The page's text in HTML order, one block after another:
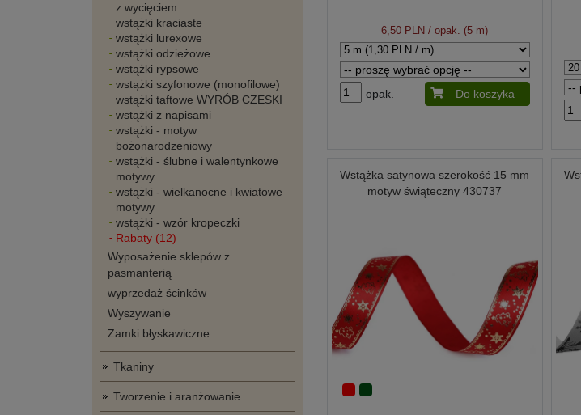
z wycięciem
wstążki kraciaste
wstążki lurexowe
wstążki odzieżowe
wstążki rypsowe
wstążki szyfonowe (monofilowe)
wstążki taftowe WYRÓB CZESKI
wstążki z napisami
wstążki - motyw
bożonarodzeniowy
wstążki - ślubne i walentynkowe
motywy
wstążki - wielkanocne i kwiatowe
motywy
wstążki - wzór kropeczki
Rabaty (12)
Wyposażenie sklepów z
pasmanterią
wyprzedaż ścinków
Wyszywanie
Zamki błyskawiczne
Tkaniny
Tworzenie i aranżowanie
6,50 PLN / opak. (5 m)
opak. Do koszyka
Wstążka satynowa szerokość 15 mm
motyw świąteczny 430737